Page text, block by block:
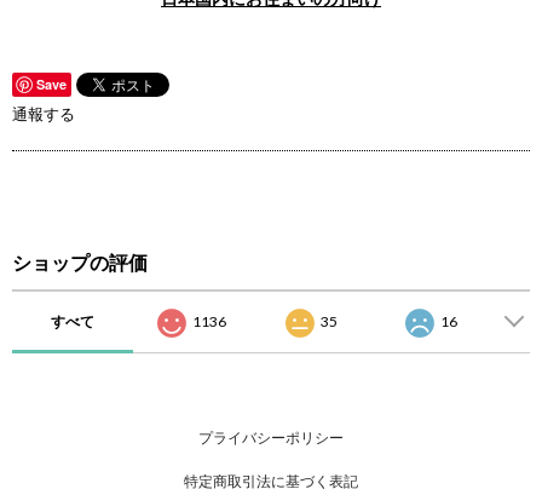
Save
通報する
ショップの評価
すべて 1136 35 16
プライバシーポリシー
特定商取引法に基づく表記